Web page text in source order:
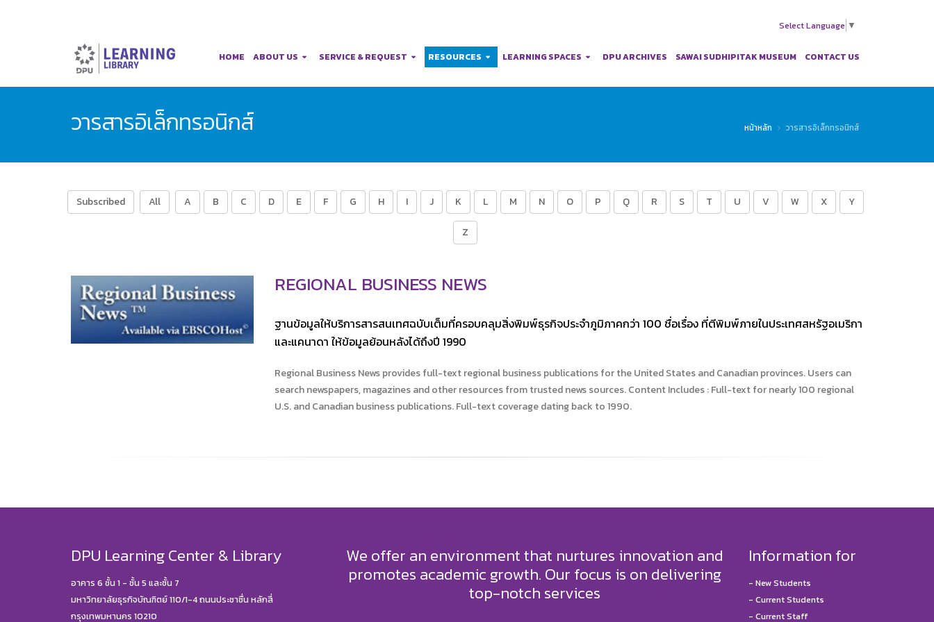
Select Language ▼
HOME ABOUT US SERVICE & REQUEST RESOURCES LEARNING SPACES DPU ARCHIVES SAWAI SUDHIPITAK MUSEUM CONTACT US
วารสารอิเล็กทรอนิกส์ หน้าหลัก วารสารอิเล็กทรอนิกส์
Subscribed All A B C D E F G H I J K L M N O P Q R S T U V W X Y
Z
REGIONAL BUSINESS NEWS
ฐานข้อมูลให้บริการสารสนเทศฉบับเต็มที่ครอบคลุมสิ่งพิมพ์ธุรกิจประจำภูมิภาคกว่า 100 ชื่อเรื่อง ที่ตีพิมพ์ภายในประเทศสหรัฐอเมริกา
และแคนาดา ให้ข้อมูลย้อนหลังได้ถึงปี 1990
Regional Business News provides full-text regional business publications for the United States and Canadian provinces. Users can
search newspapers, magazines and other resources from trusted news sources. Content Includes : Full-text for nearly 100 regional
U.S. and Canadian business publications. Full-text coverage dating back to 1990.
DPU Learning Center & Library
อาคาร 6 ชั้น 1 - ชั้น 5 และชั้น 7
มหาวิทยาลัยธุรกิจบัณฑิตย์ 110/1-4 ถนนประชาชื่น หลักสี่
กรุงเทพมหานคร 10210
We offer an environment that nurtures innovation and
promotes academic growth. Our focus is on delivering
top-notch services
Information for
- New Students
- Current Students
- Current Staff